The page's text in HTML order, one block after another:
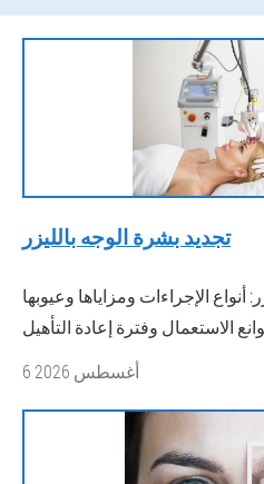
تجديد بشرة الوجه بالليزر
الإجراءات ومزاياها وعيوبها
6 أغسطس 2026